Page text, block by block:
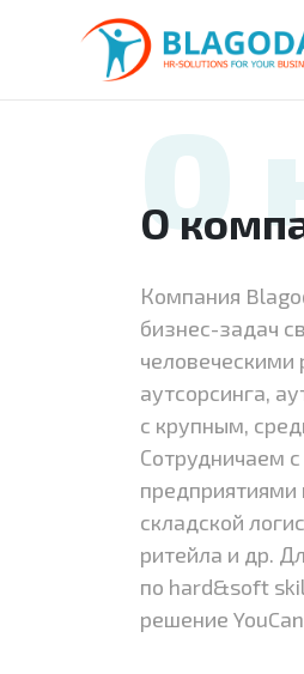
О
О
Компания
бизнес-задач
человеческими
аутсорсинга,
с крупным,
Сотрудничаем
предприятиями
складской
ритейла и др.
по hard&soft
решение